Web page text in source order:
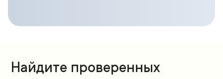
Найдите проверенных